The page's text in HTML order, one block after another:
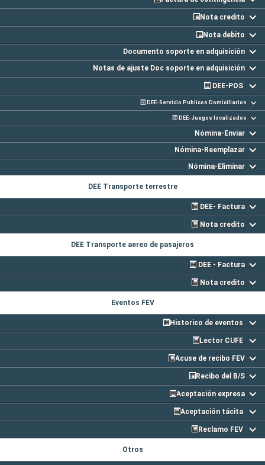
Nota credito
Nota debito
Documento soporte en adquisición
Notas de ajuste Doc soporte en adquisición
DEE-POS
DEE-Servicio Publicos Domiciliarios
DEE-Juegos localizados
Nómina-Enviar
Nómina-Reemplazar
Nómina-Eliminar
DEE Transporte terrestre
DEE- Factura
Nota credito
DEE Transporte aereo de pasajeros
DEE - Factura
Nota credito
Eventos FEV
Historico de eventos
Lector CUFE
Acuse de recibo FEV
Recibo del B/S
Aceptación expresa
Aceptación tácita
Reclamo FEV
Otros